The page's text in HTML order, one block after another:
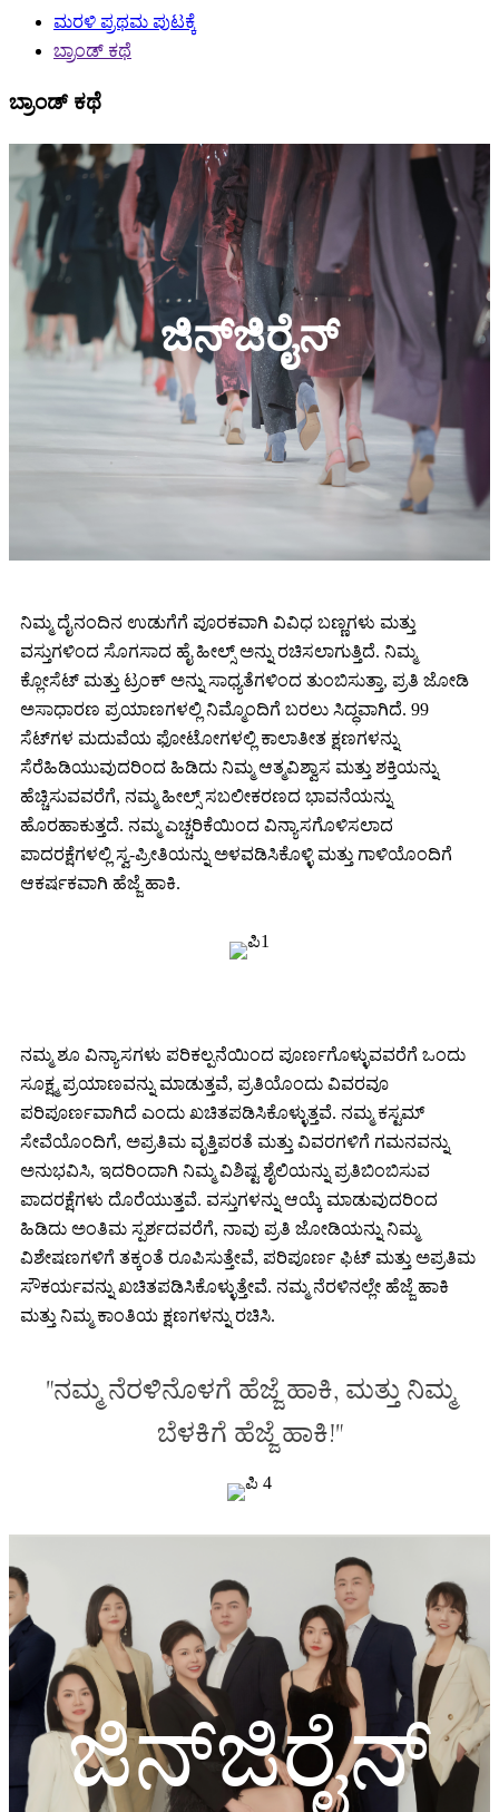
ಮರಳಿ ಪ್ರಥಮ ಪುಟಕ್ಕೆ
ಬ್ರಾಂಡ್ ಕಥೆ
ಬ್ರಾಂಡ್ ಕಥೆ
ಜಿನ್‌ಜಿರೈನ್
ನಿಮ್ಮ ದೈನಂದಿನ ಉಡುಗೆಗೆ ಪೂರಕವಾಗಿ ವಿವಿಧ ಬಣ್ಣಗಳು ಮತ್ತು
ವಸ್ತುಗಳಿಂದ ಸೊಗಸಾದ ಹೈ ಹೀಲ್ಸ್ ಅನ್ನು ರಚಿಸಲಾಗುತ್ತಿದೆ. ನಿಮ್ಮ
ಕ್ಲೋಸೆಟ್ ಮತ್ತು ಟ್ರಂಕ್ ಅನ್ನು ಸಾಧ್ಯತೆಗಳಿಂದ ತುಂಬಿಸುತ್ತಾ, ಪ್ರತಿ ಜೋಡಿ
ಅಸಾಧಾರಣ ಪ್ರಯಾಣಗಳಲ್ಲಿ ನಿಮ್ಮೊಂದಿಗೆ ಬರಲು ಸಿದ್ಧವಾಗಿದೆ. 99
ಸೆಟ್‌ಗಳ ಮದುವೆಯ ಫೋಟೋಗಳಲ್ಲಿ ಕಾಲಾತೀತ ಕ್ಷಣಗಳನ್ನು
ಸೆರೆಹಿಡಿಯುವುದರಿಂದ ಹಿಡಿದು ನಿಮ್ಮ ಆತ್ಮವಿಶ್ವಾಸ ಮತ್ತು ಶಕ್ತಿಯನ್ನು
ಹೆಚ್ಚಿಸುವವರೆಗೆ, ನಮ್ಮ ಹೀಲ್ಸ್ ಸಬಲೀಕರಣದ ಭಾವನೆಯನ್ನು
ಹೊರಹಾಕುತ್ತದೆ. ನಮ್ಮ ಎಚ್ಚರಿಕೆಯಿಂದ ವಿನ್ಯಾಸಗೊಳಿಸಲಾದ
ಪಾದರಕ್ಷೆಗಳಲ್ಲಿ ಸ್ವ-ಪ್ರೀತಿಯನ್ನು ಅಳವಡಿಸಿಕೊಳ್ಳಿ ಮತ್ತು ಗಾಳಿಯೊಂದಿಗೆ
ಆಕರ್ಷಕವಾಗಿ ಹೆಜ್ಜೆ ಹಾಕಿ.
ನಮ್ಮ ಶೂ ವಿನ್ಯಾಸಗಳು ಪರಿಕಲ್ಪನೆಯಿಂದ ಪೂರ್ಣಗೊಳ್ಳುವವರೆಗೆ ಒಂದು
ಸೂಕ್ಷ್ಮ ಪ್ರಯಾಣವನ್ನು ಮಾಡುತ್ತವೆ, ಪ್ರತಿಯೊಂದು ವಿವರವೂ
ಪರಿಪೂರ್ಣವಾಗಿದೆ ಎಂದು ಖಚಿತಪಡಿಸಿಕೊಳ್ಳುತ್ತವೆ. ನಮ್ಮ ಕಸ್ಟಮ್
ಸೇವೆಯೊಂದಿಗೆ, ಅಪ್ರತಿಮ ವೃತ್ತಿಪರತೆ ಮತ್ತು ವಿವರಗಳಿಗೆ ಗಮನವನ್ನು
ಅನುಭವಿಸಿ, ಇದರಿಂದಾಗಿ ನಿಮ್ಮ ವಿಶಿಷ್ಟ ಶೈಲಿಯನ್ನು ಪ್ರತಿಬಿಂಬಿಸುವ
ಪಾದರಕ್ಷೆಗಳು ದೊರೆಯುತ್ತವೆ. ವಸ್ತುಗಳನ್ನು ಆಯ್ಕೆ ಮಾಡುವುದರಿಂದ
ಹಿಡಿದು ಅಂತಿಮ ಸ್ಪರ್ಶದವರೆಗೆ, ನಾವು ಪ್ರತಿ ಜೋಡಿಯನ್ನು ನಿಮ್ಮ
ವಿಶೇಷಣಗಳಿಗೆ ತಕ್ಕಂತೆ ರೂಪಿಸುತ್ತೇವೆ, ಪರಿಪೂರ್ಣ ಫಿಟ್ ಮತ್ತು ಅಪ್ರತಿಮ
ಸೌಕರ್ಯವನ್ನು ಖಚಿತಪಡಿಸಿಕೊಳ್ಳುತ್ತೇವೆ. ನಮ್ಮ ನೆರಳಿನಲ್ಲೇ ಹೆಜ್ಜೆ ಹಾಕಿ
ಮತ್ತು ನಿಮ್ಮ ಕಾಂತಿಯ ಕ್ಷಣಗಳನ್ನು ರಚಿಸಿ.
"ನಮ್ಮ ನೆರಳಿನೊಳಗೆ ಹೆಜ್ಜೆ ಹಾಕಿ, ಮತ್ತು ನಿಮ್ಮ
ಬೆಳಕಿಗೆ ಹೆಜ್ಜೆ ಹಾಕಿ!"
ಜಿನ್‌ಜಿರೈನ್